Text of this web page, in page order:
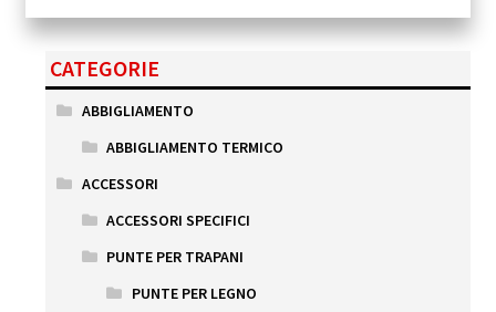
CATEGORIE
ABBIGLIAMENTO
ABBIGLIAMENTO TERMICO
ACCESSORI
ACCESSORI SPECIFICI
PUNTE PER TRAPANI
PUNTE PER LEGNO